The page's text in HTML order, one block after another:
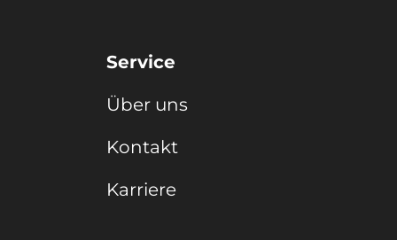
Service
Über uns
Kontakt
Karriere